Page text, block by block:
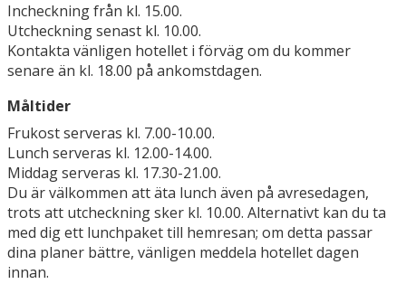
Incheckning från kl. 15.00.
Utcheckning senast kl. 10.00.
Kontakta vänligen hotellet i förväg om du kommer
senare än kl. 18.00 på ankomstdagen.
Måltider
Frukost serveras kl. 7.00-10.00.
Lunch serveras kl. 12.00-14.00.
Middag serveras kl. 17.30-21.00.
Du är välkommen att äta lunch även på avresedagen,
trots att utcheckning sker kl. 10.00. Alternativt kan du ta
med dig ett lunchpaket till hemresan; om detta passar
dina planer bättre, vänligen meddela hotellet dagen
innan.